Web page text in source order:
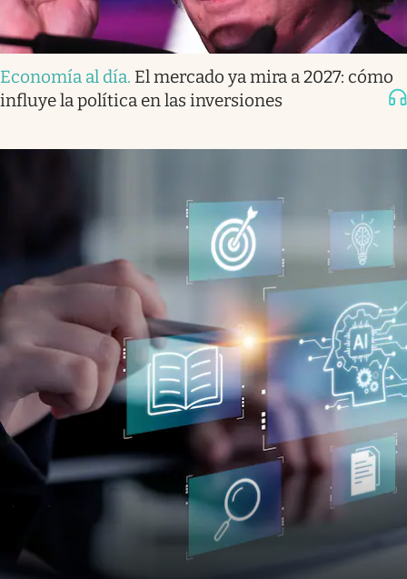
Economía al día. El mercado ya mira a 2027: cómo
influye la política en las inversiones